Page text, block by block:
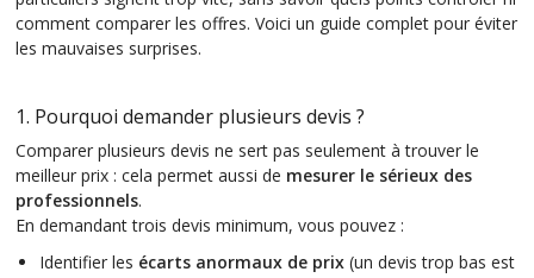
comment comparer les offres. Voici un guide complet pour éviter
les mauvaises surprises.
1. Pourquoi demander plusieurs devis ?
Comparer plusieurs devis ne sert pas seulement à trouver le
meilleur prix : cela permet aussi de mesurer le sérieux des
professionnels.
En demandant trois devis minimum, vous pouvez :
Identifier les écarts anormaux de prix (un devis trop bas est